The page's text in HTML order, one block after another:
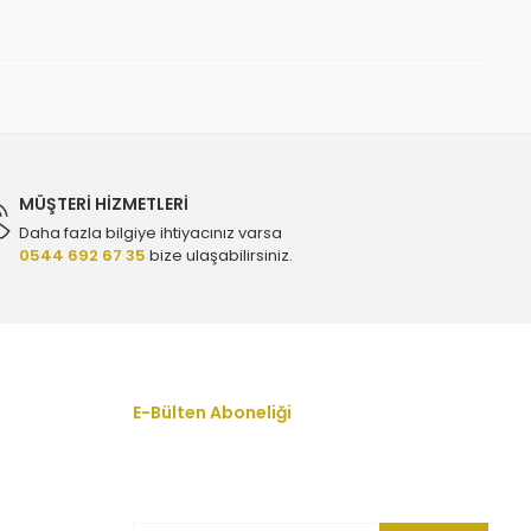
Y2321 - 13107851
- 12663317
MÜŞTERİ HİZMETLERİ
Daha fazla bilgiye ihtiyacınız varsa
0544 692 67 35 bize ulaşabilirsiniz.
E-Bülten Aboneliği